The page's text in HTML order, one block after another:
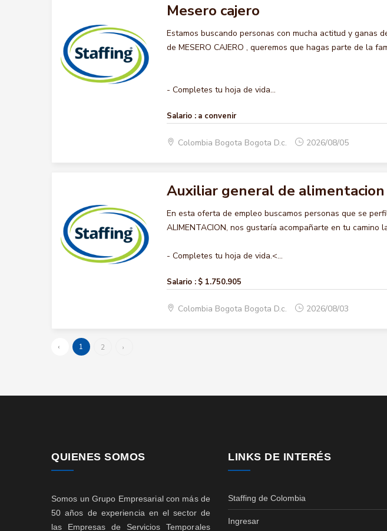
Mesero cajero
Estamos buscando personas con mucha actitud y ganas
de MESERO CAJERO , queremos que hagas parte de la
- Completes tu hoja de vida...
Salario : a convenir
Colombia Bogota Bogota D.c. 2026/08/05
Auxiliar general de alimentacion
En esta oferta de empleo buscamos personas que se
ALIMENTACION, nos gustaría acompañarte en tu camino
- Completes tu hoja de vida.<...
Salario : $ 1.750.905
Colombia Bogota Bogota D.c. 2026/08/03
‹ 1 2 ›
QUIENES SOMOS
Somos un Grupo Empresarial con más de
50 años de experiencia en el sector de
las Empresas de Servicios Temporales
LINKS DE INTERÉS
Staffing de Colombia
Ingresar